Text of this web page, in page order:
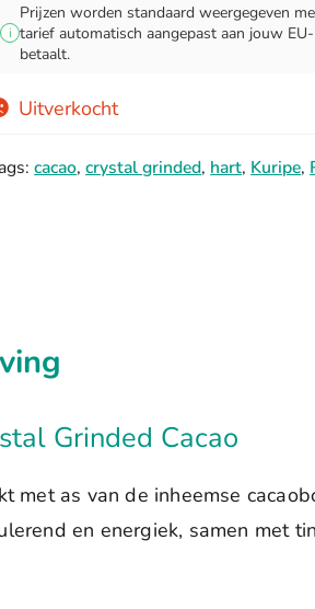
i
Prijzen worden standaard weergegeven
tarief automatisch aangepast aan jouw
betaalt.
Uitverkocht
cacao,crystal grinded, hart, Kuripe,
Grinded Cacao
met as van de inheemse
en energiek, samen met